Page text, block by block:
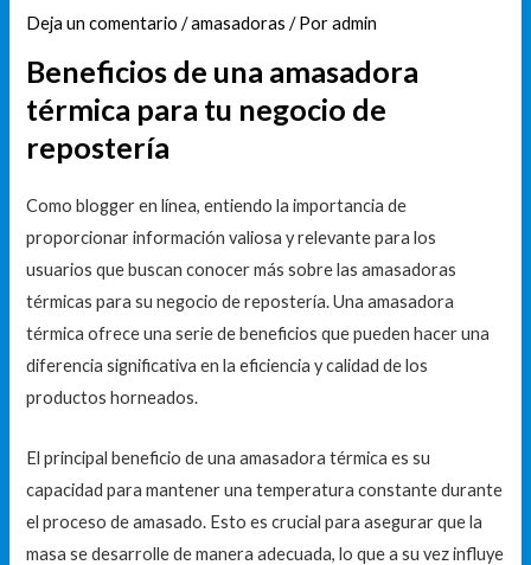
Deja un comentario /amasadoras / Poradmin
Beneficios de una amasadora
térmica para tu negocio de
repostería
Como blogger en línea, entiendo la importancia de
proporcionar información valiosa y relevante para los
usuarios que buscan conocer más sobre las amasadoras
térmicas para su negocio de repostería. Una amasadora
térmica ofrece una serie de beneficios que pueden hacer una
diferencia significativa en la eficiencia y calidad de los
productos horneados.
El principal beneficio de una amasadora térmica es su
capacidad para mantener una temperatura constante durante
el proceso de amasado. Esto es crucial para asegurar que la
masa se desarrolle de manera adecuada, lo que a su vez influye